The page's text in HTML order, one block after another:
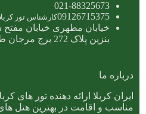
021-88325673
09126715375کارشناس تور
خیابان مطهری خیابان
بنزین پلاک 272 برج مرجان طبقه 12 واحد 2
درباره ما
ایران کربلا ارائه دهنده تور های
مناسب و اقامت در بهترین هتل